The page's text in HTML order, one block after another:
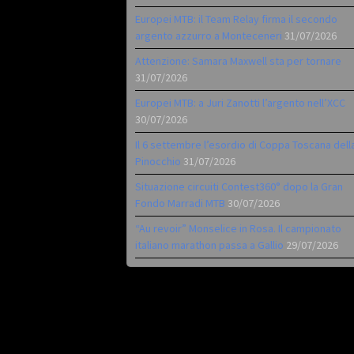
Europei MTB: il Team Relay firma il secondo
argento azzurro a Monteceneri 31/07/2026
Attenzione: Samara Maxwell sta per tornare
31/07/2026
Europei MTB: a Juri Zanotti l’argento nell’XCC
30/07/2026
Il 6 settembre l’esordio di Coppa Toscana
Pinocchio 31/07/2026
Situazione circuiti Contest360° dopo la Gran
Fondo Marradi MTB 30/07/2026
“Au revoir” Monselice in Rosa. Il campionato
italiano marathon passa a Gallio 29/07/2026